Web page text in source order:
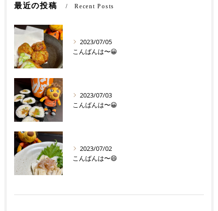
最近の投稿 Recent Posts
2023/07/05
こんばんは〜😀
2023/07/03
こんばんは〜😀
2023/07/02
こんばんは〜😄